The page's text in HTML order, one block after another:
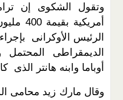
وتقول الشكوى إن
الرئيس الأوكرانى
الديمقراطى
أوباما وابنه هانتر
وقال مارك زيد محامى